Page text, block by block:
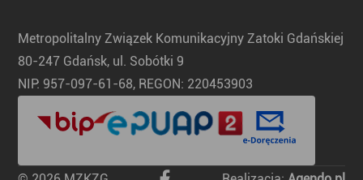
Metropolitalny Związek Komunikacyjny Zatoki Gdańskiej
80-247 Gdańsk, ul. Sobótki 9
NIP: 957-097-61-68, REGON: 220453903